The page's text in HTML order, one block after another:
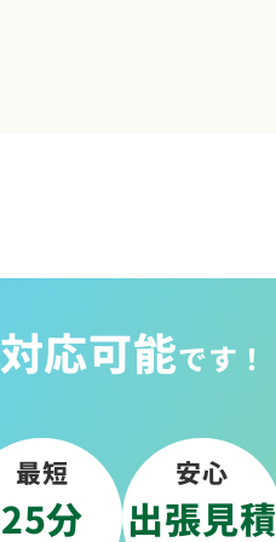
対応可能です！
最短
25分
安心
出張見積